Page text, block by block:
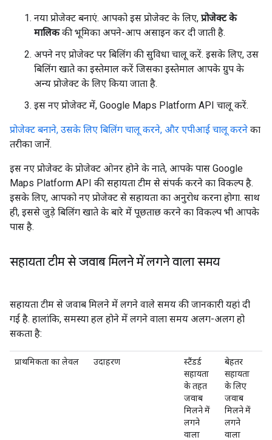
नया प्रोजेक्ट बनाएं. आपको इस प्रोजेक्ट के लिए, प्रोजेक्ट के
मालिककी भूमिका अपने-आप असाइन कर दी जाती है.
अपने नए प्रोजेक्ट पर बिलिंग की सुविधा चालू करें. इसके लिए, उस
बिलिंग खाते का इस्तेमाल करें जिसका इस्तेमाल आपके ग्रुप के
अन्य प्रोजेक्ट के लिए किया जाता है.
इस नए प्रोजेक्ट में, Google Maps Platform API चालू करें.
प्रोजेक्ट बनाने, उसके लिए बिलिंग चालू करने, और एपीआई चालू करने का
तरीका जानें.
इस नए प्रोजेक्ट के प्रोजेक्ट ओनर होने के नाते, आपके पास Google
Maps Platform API की सहायता टीम से संपर्क करने का विकल्प है.
इसके लिए, आपको नए प्रोजेक्ट से सहायता का अनुरोध करना होगा. साथ
ही, इससे जुड़े बिलिंग खाते के बारे में पूछताछ करने का विकल्प भी आपके
पास है.
सहायता टीम से जवाब मिलने में लगने वाला समय
सहायता टीम से जवाब मिलने में लगने वाले समय की जानकारी यहां दी
गई है. हालांकि, समस्या हल होने में लगने वाला समय अलग-अलग हो
सकता है:
प्राथमिकता का लेवल उदाहरण
स्टैंडर्ड
सहायता
के तहत
जवाब
मिलने में
लगने
वाला
बेहतर
सहायता
के लिए
जवाब
मिलने में
लगने
वाला